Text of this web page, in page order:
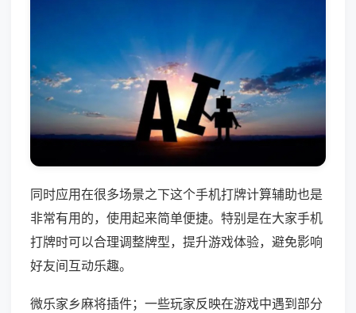
同时应用在很多场景之下这个手机打牌计算辅助也是
非常有用的，使用起来简单便捷。特别是在大家手机
打牌时可以合理调整牌型，提升游戏体验，避免影响
好友间互动乐趣。
微乐家乡麻将插件；一些玩家反映在游戏中遇到部分